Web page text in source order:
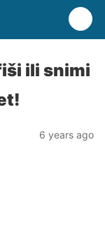
ili snimi
6 years ago